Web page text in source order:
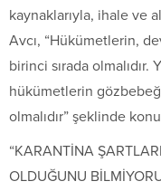
kaynaklarıyla, ihale ve
Avcı, “Hükümetlerin,
birinci sırada olmalıdır.
hükümetlerin
olmalıdır” şeklinde
“KARANTİNA
OLDUĞUNU